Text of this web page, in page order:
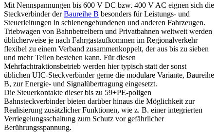
Mit Nennspannungen bis 600 V DC bzw. 400 V AC eignen sich die
Steckverbinder derBaureihe B besonders für Leistungs- und
Steuerleitungen in schienengebundenen und anderen Fahrzeugen.
Triebwagen von Bahnbetreibern und Privatbahnen weltweit werden
üblicherweise je nach Fahrgastaufkommen im Regionalverkehr
flexibel zu einem Verband zusammenkoppelt, der aus bis zu sieben
und mehr Teilen bestehen kann. Für diesen
Mehrfachtraktionsbetrieb werden hier typisch statt der sonst
üblichen UIC-Steckverbinder gerne die modulare Variante, Baureihe
B, zur Energie- und Signalübertragung eingesetzt.
Die Steuerkontakte dieser bis zu 59+PE-poligen
Bahnsteckverbinder bieten darüber hinaus die Möglichkeit zur
Realisierung zusätzlicher Funktionen, wie z. B. einer integrierten
Verriegelungsschaltung zum Schutz vor gefährlicher
Berührungsspannung.